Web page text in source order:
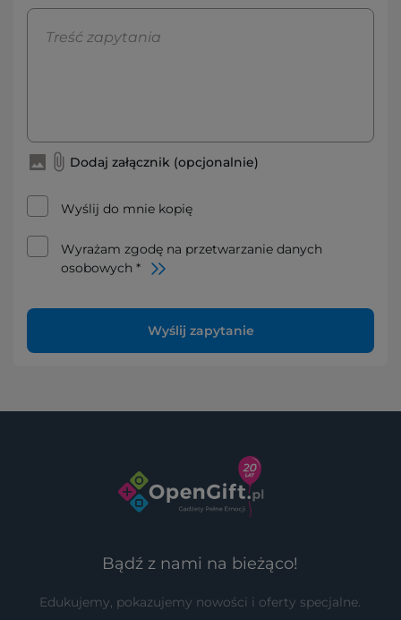
Dodaj załącznik (opcjonalnie)
Wyślij do mnie kopię
Wyrażam zgodę na przetwarzanie danych
osobowych *
Wyślij zapytanie
Bądź z nami na bieżąco!
Edukujemy, pokazujemy nowości i oferty specjalne.